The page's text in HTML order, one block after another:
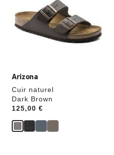
Arizona
Cuir naturel
Dark Brown
Price:
125,00 €
échantillons
de
couleurs
modifiera